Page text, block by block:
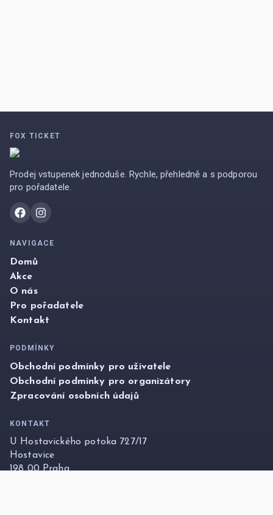
FOX TICKET
Prodej vstupenek jednoduše. Rychle, přehledně a s podporou
pro pořadatele.
NAVIGACE
Domů
Akce
O nás
Pro pořadatele
Kontakt
PODMÍNKY
Obchodní podmínky pro uživatele
Obchodní podmínky pro organizátory
Zpracování osobních údajů
KONTAKT
U Hostavického potoka 727/17
Hostavice
198 00 Praha